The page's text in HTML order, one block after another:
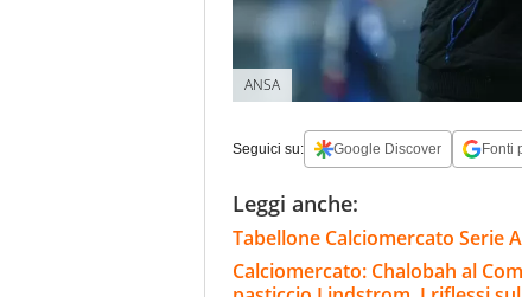
ANSA
Seguici su: Google Discover Fonti
Leggi anche:
Tabellone Calciomercato Serie
Calciomercato: Chalobah al